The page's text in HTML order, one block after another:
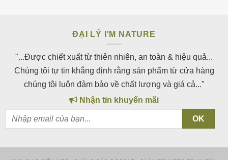
ĐẠI LÝ I'M NATURE
"...Được chiết xuất từ thiên nhiên, an toàn & hiệu quả...
Chúng tôi tự tin khẳng định rằng sản phẩm từ cửa hàng
chúng tôi luôn đảm bảo về chất lượng và giá cả..."
Nhận tin khuyến mãi